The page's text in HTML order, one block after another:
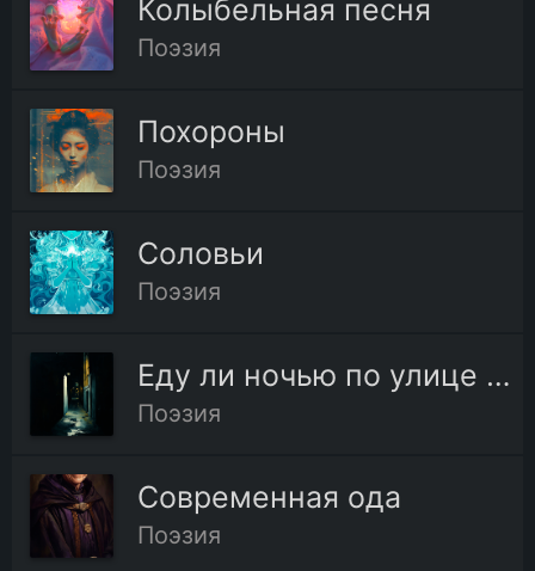
Колыбельная песня
Поэзия
Похороны
Поэзия
Соловьи
Поэзия
Еду ли ночью по улице темной
Поэзия
Современная ода
Поэзия